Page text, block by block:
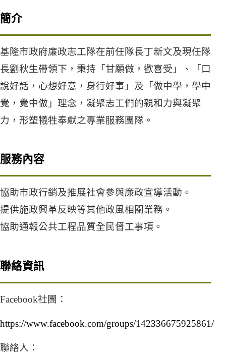
簡介
基隆市政府廉政志工隊在前任隊長丁新文及現任隊
長劉秋生帶領下，秉持「甘願做，歡喜受」、「口
說好話，心想好意，身行好事」及「做中學，學中
覺，覺中做」理念，凝聚志工們的親和力與凝聚
力，形塑犧牲奉獻之專業服務團隊。
服務內容
協助市政行銷及推展社會參與廉政宣導活動。
提供施政興革反映等其他政風相關業務。
協助通報公共工程品質全民督工事項。
聯絡資訊
Facebook社團：
https://www.facebook.com/groups/142336675925861/
（另開新視窗）
聯絡人：